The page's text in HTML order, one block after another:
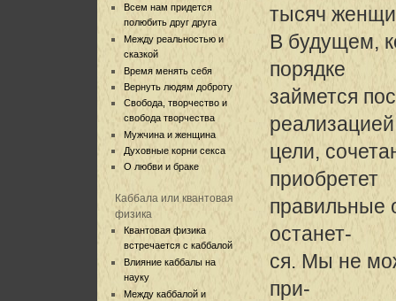
Всем нам придется
полюбить друг друга
Между реальностью и
сказкой
Время менять себя
Вернуть людям доброту
Свобода, творчество и
свобода творчества
Мужчина и женщина
Духовные корни секса
О любви и браке
Каббала или квантовая
физика
Квантовая физика
встречается с каббалой
Влияние каббалы на
науку
Между каббалой и
тысяч
В будущем,
порядке
займется
реализацией
цели,
приобретет
правильные
останет-
ся. Мы не
при-